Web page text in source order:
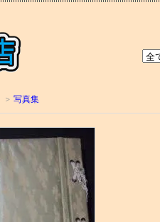
> 写真集